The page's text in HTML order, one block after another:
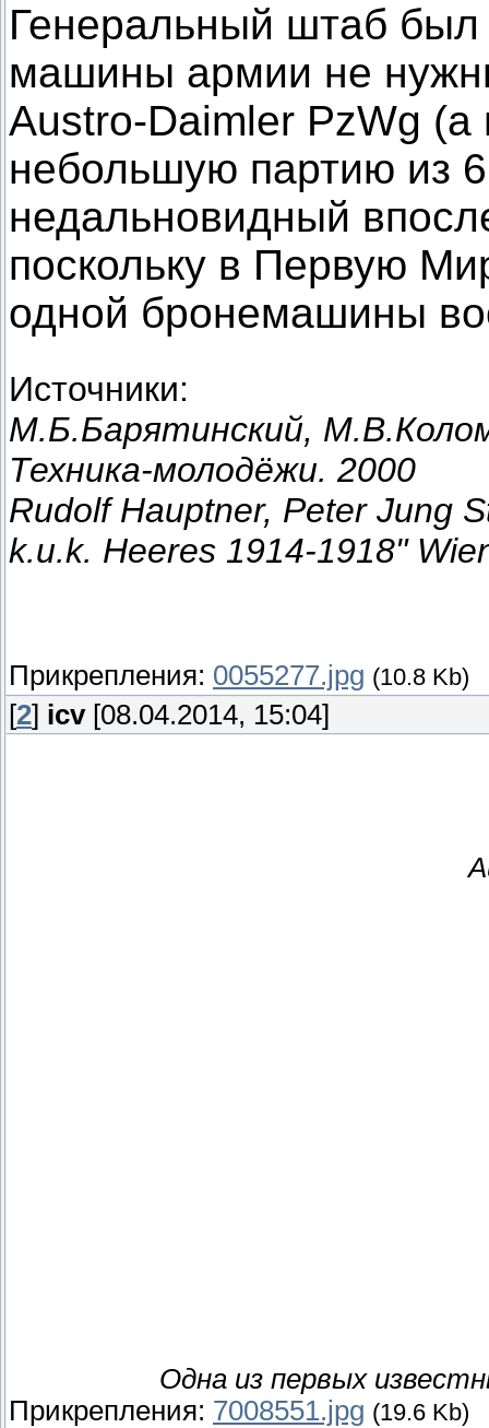
Генеральный штаб
машины армии не
Austro-Daimler PzWg (а
небольшую партию из
недальновидный
поскольку в Первую
одной бронемашины
Источники:
М.Б.Барятинский,
Техника-молодёжи. 2000
Rudolf Hauptner, Peter Jung
k.u.k. Heeres 1914-1918"
Прикрепления: 0055277.jpg (10.8 Kb)
[2] icv[08.04.2014, 15:04]
Одна из первых
Прикрепления: 7008551.jpg (19.6 Kb)